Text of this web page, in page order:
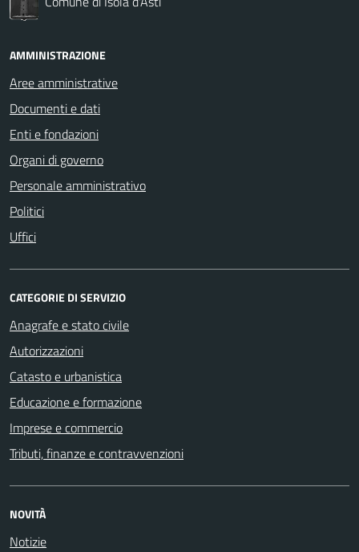
AMMINISTRAZIONE
Aree amministrative
Documenti e dati
Enti e fondazioni
Organi di governo
Personale amministrativo
Politici
Uffici
CATEGORIE DI SERVIZIO
Anagrafe e stato civile
Autorizzazioni
Catasto e urbanistica
Educazione e formazione
Imprese e commercio
Tributi, finanze e contravvenzioni
NOVITÀ
Notizie